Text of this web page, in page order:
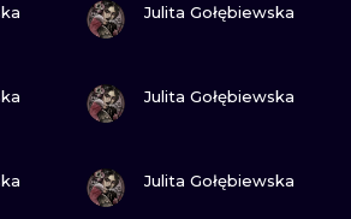
Julita Gołębiewska
Julita Gołębiewska
Julita Gołębiewska